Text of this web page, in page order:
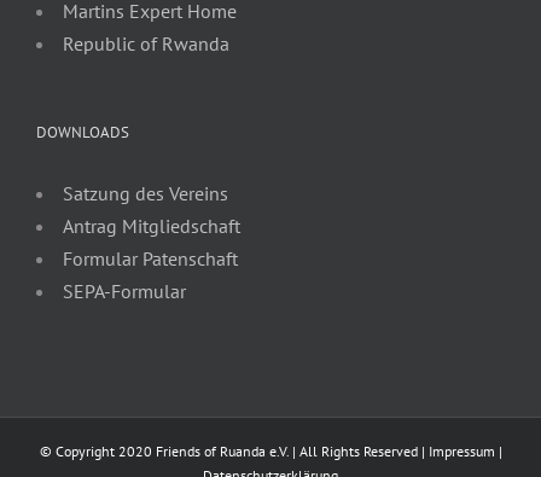
Martins Expert Home
Republic of Rwanda
DOWNLOADS
Satzung des Vereins
Antrag Mitgliedschaft
Formular Patenschaft
SEPA-Formular
© Copyright 2020 Friends of Ruanda e.V. | All Rights Reserved | Impressum |